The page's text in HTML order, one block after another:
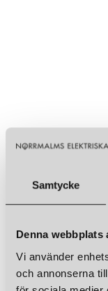
Samtycke
Denna webbplats
Vi använder
och annonserna